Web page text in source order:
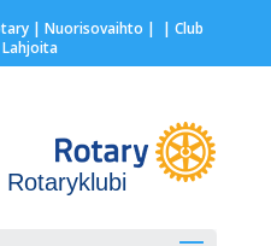
| Nuorisovaihto | | Club
Rotaryklubi